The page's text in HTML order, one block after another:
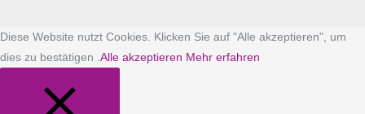
Diese Website nutzt Cookies. Klicken Sie auf "Alle akzeptieren", um
dies zu bestätigen . Alle akzeptieren Mehr erfahren